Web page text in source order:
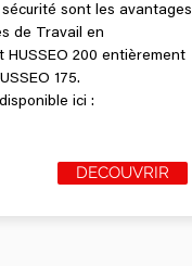
sont les avantages
de Travail en
HUSSEO 200 entièrement
175.
ici :
DECOUVRIR